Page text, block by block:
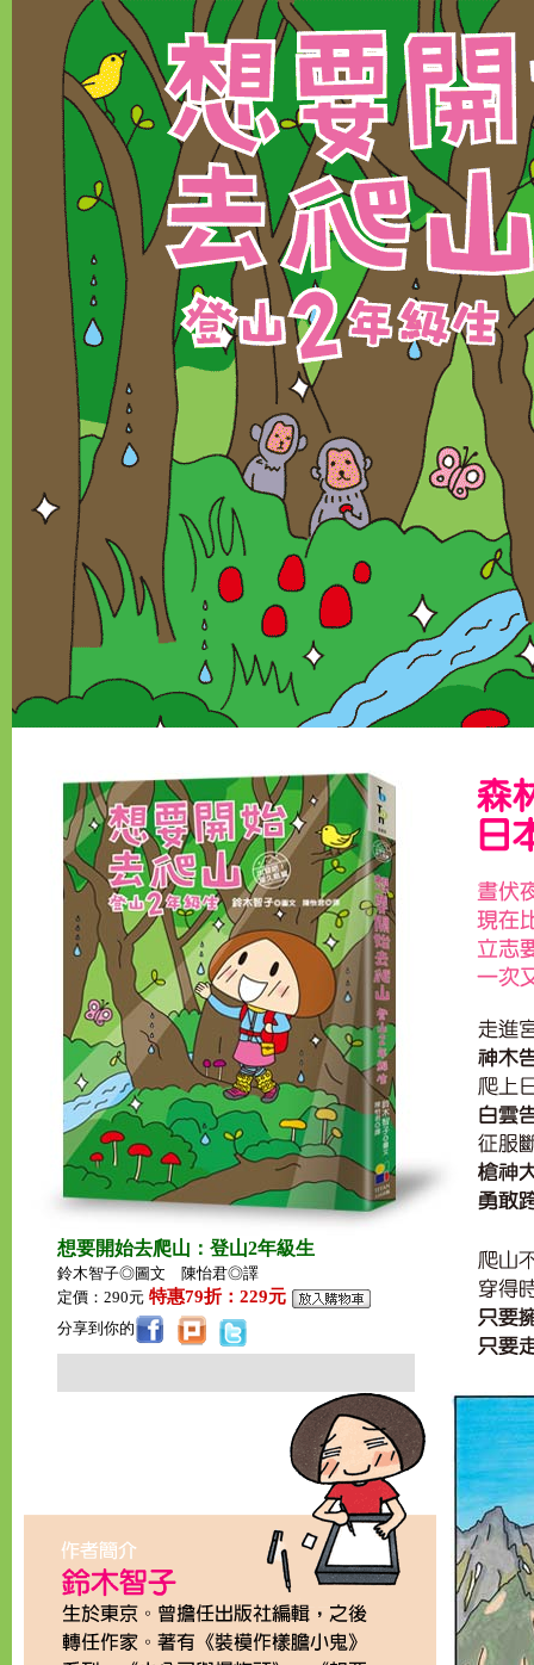
想要開始去爬山：登山2年級生
鈴木智子◎圖文 陳怡君◎譯
定價：290元 特惠79折：229元
分享到你的